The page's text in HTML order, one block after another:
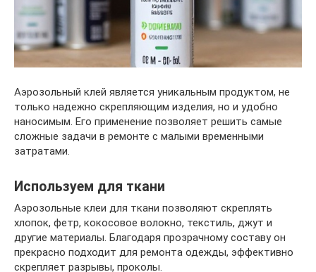
Аэрозольный клей является уникальным продуктом, не
только надежно скрепляющим изделия, но и удобно
наносимым. Его применение позволяет решить самые
сложные задачи в ремонте с малыми временными
затратами.
Используем для ткани
Аэрозольные клеи для ткани позволяют скреплять
хлопок, фетр, кокосовое волокно, текстиль, джут и
другие материалы. Благодаря прозрачному составу он
прекрасно подходит для ремонта одежды, эффективно
скрепляет разрывы, проколы.